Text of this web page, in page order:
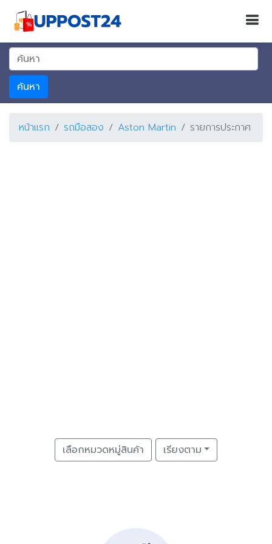
ค้นหา
หน้าแรก รถมือสอง Aston Martin รายการประกาศ
เลือกหมวดหมู่สินค้า เรียงตาม